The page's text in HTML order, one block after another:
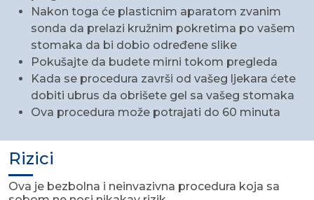
Nakon toga će plasticnim aparatom zvanim
sonda da prelazi kružnim pokretima po vašem
stomaka da bi dobio određene slike
Pokušajte da budete mirni tokom pregleda
Kada se procedura završi od vašeg ljekara ćete
dobiti ubrus da obrišete gel sa vašeg stomaka
Ova procedura može potrajati do 60 minuta
Rizici
Ova je bezbolna i neinvazivna procedura koja sa